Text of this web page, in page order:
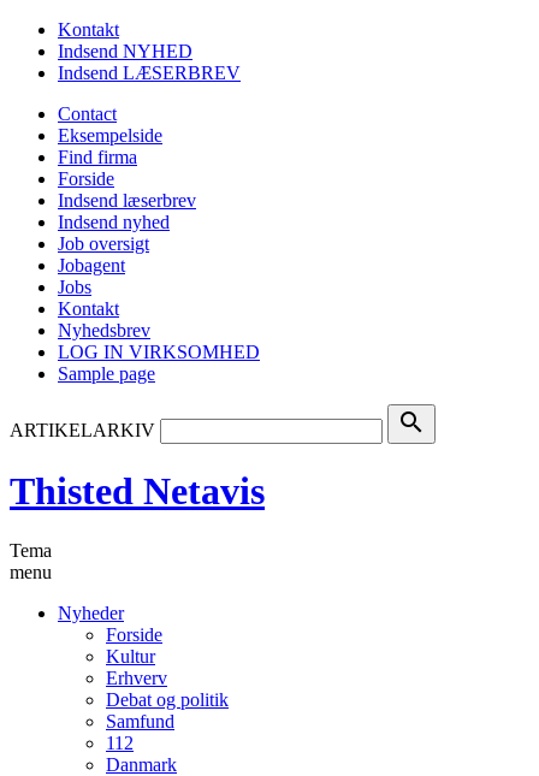
Kontakt
Indsend NYHED
Indsend LÆSERBREV
Contact
Eksempelside
Find firma
Forside
Indsend læserbrev
Indsend nyhed
Job oversigt
Jobagent
Jobs
Kontakt
Nyhedsbrev
LOG IN VIRKSOMHED
Sample page
ARTIKELARKIV search
Thisted Netavis
Tema
menu
Nyheder
Forside
Kultur
Erhverv
Debat og politik
Samfund
112
Danmark